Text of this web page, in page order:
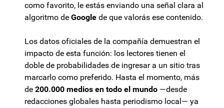
como favorito, le estás enviando una señal clara al
algoritmo de Google de que valorás ese contenido.
Los datos oficiales de la compañía demuestran el
impacto de esta función: los lectores tienen el
doble de probabilidades de ingresar a un sitio tras
marcarlo como preferido. Hasta el momento, más
de 200.000 medios en todo el mundo —desde
redacciones globales hasta periodismo local— ya